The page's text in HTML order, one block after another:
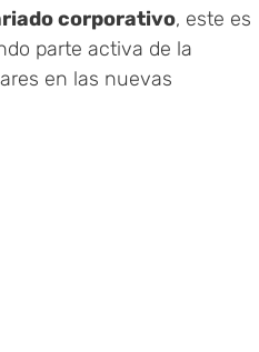
corporativo, este es
parte activa de la
en las nuevas